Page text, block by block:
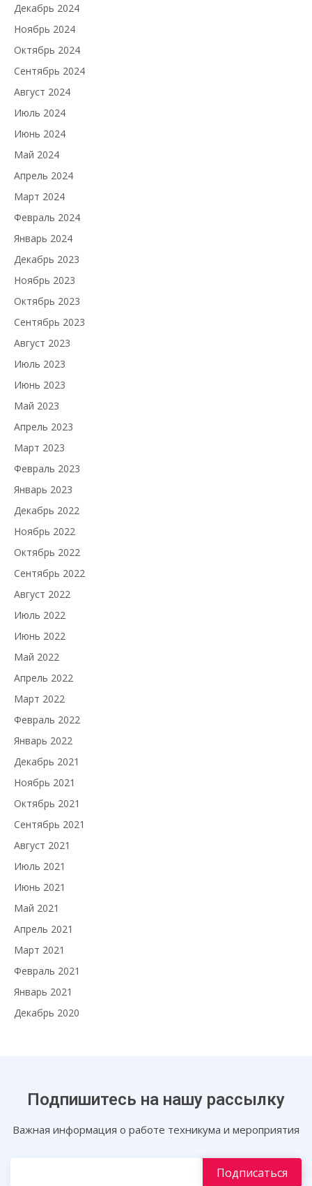
Декабрь 2024
Ноябрь 2024
Октябрь 2024
Сентябрь 2024
Август 2024
Июль 2024
Июнь 2024
Май 2024
Апрель 2024
Март 2024
Февраль 2024
Январь 2024
Декабрь 2023
Ноябрь 2023
Октябрь 2023
Сентябрь 2023
Август 2023
Июль 2023
Июнь 2023
Май 2023
Апрель 2023
Март 2023
Февраль 2023
Январь 2023
Декабрь 2022
Ноябрь 2022
Октябрь 2022
Сентябрь 2022
Август 2022
Июль 2022
Июнь 2022
Май 2022
Апрель 2022
Март 2022
Февраль 2022
Январь 2022
Декабрь 2021
Ноябрь 2021
Октябрь 2021
Сентябрь 2021
Август 2021
Июль 2021
Июнь 2021
Май 2021
Апрель 2021
Март 2021
Февраль 2021
Январь 2021
Декабрь 2020
Подпишитесь на нашу рассылку
Важная информация о работе техникума и мероприятия